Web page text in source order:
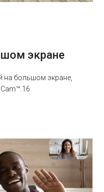
экране
на большом экране,